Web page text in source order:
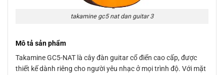
takamine gc5 nat dan guitar 3
Mô tả sản phẩm
Takamine GC5-NAT là cây đàn guitar cổ điển cao cấp, được
thiết kế dành riêng cho người yêu nhạc ở mọi trình độ. Với mặt